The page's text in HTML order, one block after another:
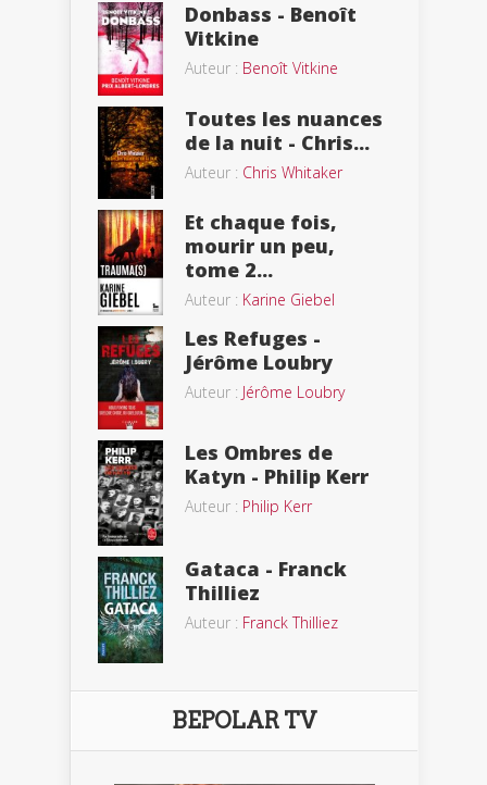
Donbass - Benoît
Vitkine
Auteur : Benoît Vitkine
Toutes les nuances
de la nuit - Chris...
Auteur : Chris Whitaker
Et chaque fois,
mourir un peu,
tome 2...
Auteur : Karine Giebel
Les Refuges -
Jérôme Loubry
Auteur : Jérôme Loubry
Les Ombres de
Katyn - Philip Kerr
Auteur : Philip Kerr
Gataca - Franck
Thilliez
Auteur : Franck Thilliez
BEPOLAR TV